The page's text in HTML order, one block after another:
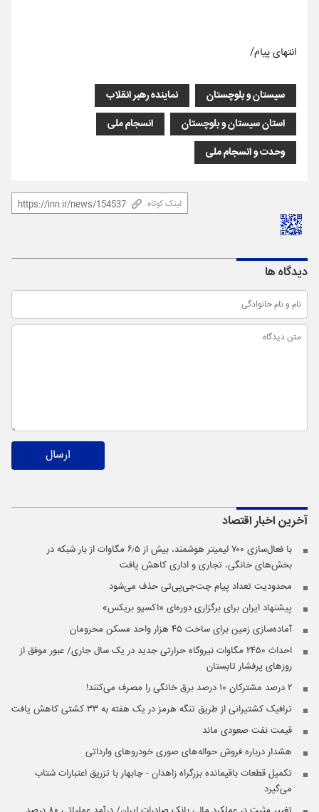
انتهای پیام/
سیستان و بلوچستان
نماینده رهبر انقلاب
استان سیستان و بلوچستان
انسجام ملی
وحدت و انسجام ملی
لینک کوتاه
دیدگاه ها
ارسال
آخرین اخباراقتصاد
با فعال‌سازی ۷۰۰ لیمیتر هوشمند، بیش از ۶٫۵ مگاوات از بار شبکه در
بخش‌های خانگی، تجاری و اداری کاهش یافت
محدودیت تعداد پیام چت‌جی‌پی‌تی حذف می‌شود
پیشنهاد ایران برای برگزاری دوره‌ای «اکسپو بریکس»
آماده‌سازی زمین برای ساخت ۴۵ هزار واحد مسکن محرومان
احداث ۲۴۵۰ مگاوات نیروگاه حرارتی جدید در یک سال جاری/ عبور موفق از
روزهای پرفشار تابستان
۲ درصد مشترکان ۱۰ درصد برق خانگی را مصرف می‌کنند!
ترافیک کشتیرانی از طریق تنگه هرمز در یک هفته به ۳۳ کشتی کاهش یافت
قیمت نفت صعودی ماند
هشدار درباره فروش حواله‌های صوری خودروهای وارداتی
تکمیل قطعات باقیمانده بزرگراه زاهدان - چابهار با تزریق اعتبارات شتاب
می‌گیرد